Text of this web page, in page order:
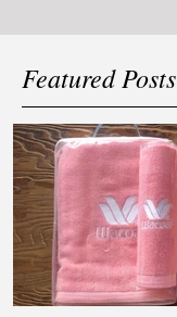
Featured Posts